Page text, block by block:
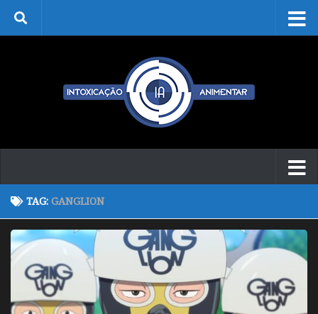
Skip to content
TAG: GANGLION